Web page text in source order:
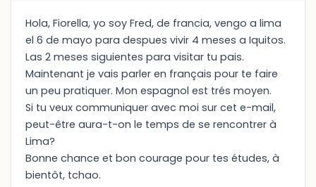
Hola, Fiorella, yo soy Fred, de francia, vengo a lima
el 6 de mayo para despues vivir 4 meses a Iquitos.
Las 2 meses siguientes para visitar tu pais.
Maintenant je vais parler en français pour te faire
un peu pratiquer. Mon espagnol est trés moyen.
Si tu veux communiquer avec moi sur cet e-mail,
peut-être aura-t-on le temps de se rencontrer à
Lima?
Bonne chance et bon courage pour tes études, à
bientôt, tchao.